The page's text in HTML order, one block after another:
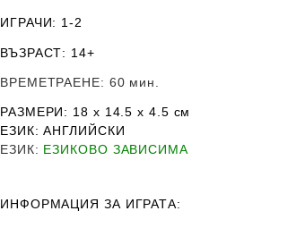
ИГРАЧИ: 1-2
ВЪЗРАСТ: 14+
ВРЕМЕТРАЕНЕ: 60 мин.
РАЗМЕРИ: 18 x 14.5 х 4.5 см
ЕЗИК: АНГЛИЙСКИ
ЕЗИК: ЕЗИКОВО ЗАВИСИМА
ИНФОРМАЦИЯ ЗА ИГРАТА: